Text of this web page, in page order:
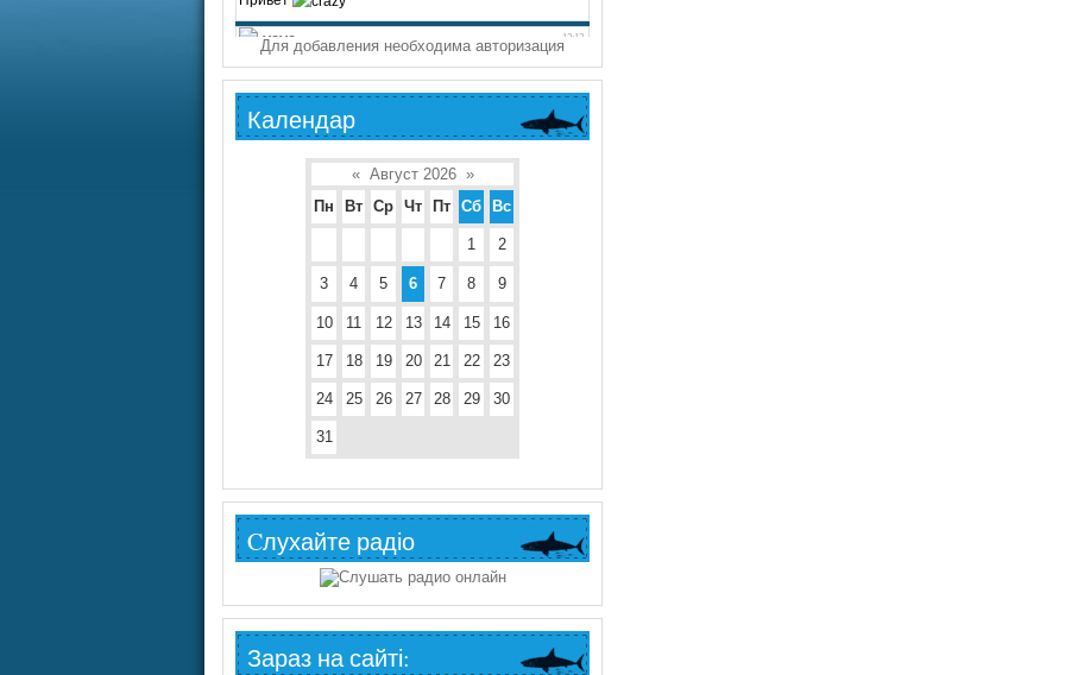
Для добавления необходима авторизация
Календар
« Август 2026 »
Пн
Вт Ср Чт Пт Сб Вс
1 2
3 4 5 6 7 8 9
10 11 12 13 14 15 16
17 18 19 20 21 22 23
24 25 26 27 28 29 30
31
Cлухайте радіо
Зараз на сайті: